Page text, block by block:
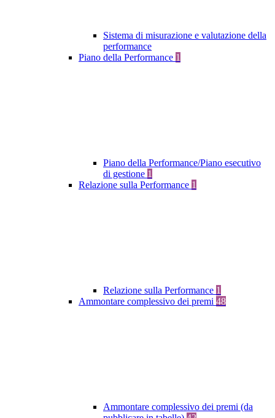
Sistema di misurazione e valutazione della
performance
Piano della Performance 1
Piano della Performance/Piano esecutivo
di gestione 1
Relazione sulla Performance 1
Relazione sulla Performance 1
Ammontare complessivo dei premi 48
Ammontare complessivo dei premi (da